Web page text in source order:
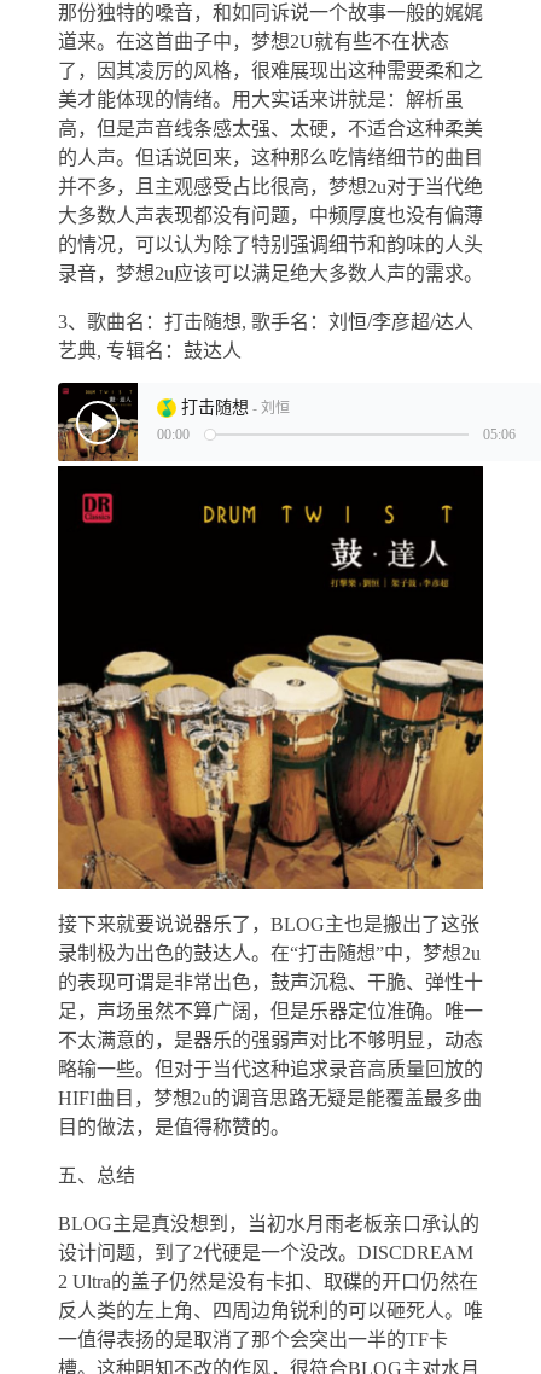
那份独特的嗓音，和如同诉说一个故事一般的娓娓
道来。在这首曲子中，梦想2U就有些不在状态
了，因其凌厉的风格，很难展现出这种需要柔和之
美才能体现的情绪。用大实话来讲就是：解析虽
高，但是声音线条感太强、太硬，不适合这种柔美
的人声。但话说回来，这种那么吃情绪细节的曲目
并不多，且主观感受占比很高，梦想2u对于当代绝
大多数人声表现都没有问题，中频厚度也没有偏薄
的情况，可以认为除了特别强调细节和韵味的人头
录音，梦想2u应该可以满足绝大多数人声的需求。
3、歌曲名：打击随想, 歌手名：刘恒/李彦超/达人
艺典, 专辑名：鼓达人
接下来就要说说器乐了，BLOG主也是搬出了这张
录制极为出色的鼓达人。在“打击随想”中，梦想2u
的表现可谓是非常出色，鼓声沉稳、干脆、弹性十
足，声场虽然不算广阔，但是乐器定位准确。唯一
不太满意的，是器乐的强弱声对比不够明显，动态
略输一些。但对于当代这种追求录音高质量回放的
HIFI曲目，梦想2u的调音思路无疑是能覆盖最多曲
目的做法，是值得称赞的。
五、总结
BLOG主是真没想到，当初水月雨老板亲口承认的
设计问题，到了2代硬是一个没改。DISCDREAM
2 Ultra的盖子仍然是没有卡扣、取碟的开口仍然在
反人类的左上角、四周边角锐利的可以砸死人。唯
一值得表扬的是取消了那个会突出一半的TF卡
槽。这种明知不改的作风，很符合BLOG主对水月